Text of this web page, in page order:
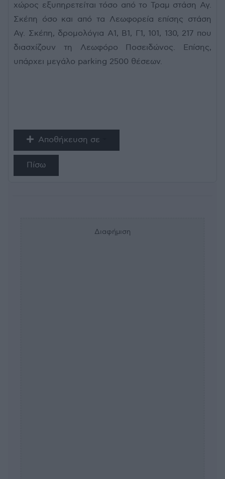
χώρος εξυπηρετείται τόσο από το Τραμ στάση Αγ.
Σκέπη όσο και από τα Λεωφορεία επίσης στάση
Αγ. Σκέπη, δρομολόγια Α1, Β1, Γ1, 101, 130, 217 που
διασχίζουν τη Λεωφόρο Ποσειδώνος. Επίσης,
υπάρχει μεγάλο parking 2500 θέσεων.
Αποθήκευση σε
Πίσω
Διαφήμιση